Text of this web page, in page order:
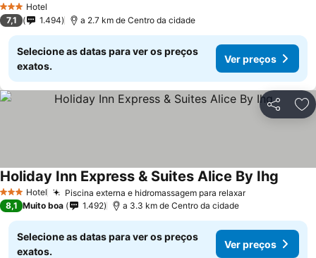
3 EstrelasHotel
7,1 1.494 a 2.7 km de Centro da cidade
Selecione as datas para ver os preços
exatos.
Ver preços
Partilhar
3 EstrelasHotel Piscina externa e hidromassagem para relaxarVer preços
Holiday Inn Express & Suites Alice By Ihg
8,1 Muito boa 1.492 a 3.3 km de Centro da cidade
Selecione as datas para ver os preços
exatos.
Ver preços